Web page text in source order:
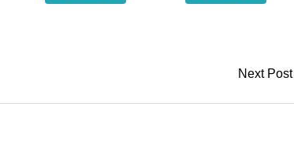
Next Post